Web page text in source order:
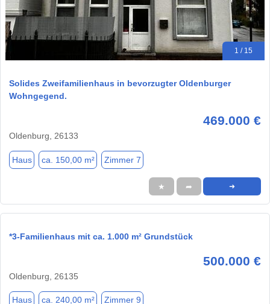
1 / 15
Solides Zweifamilienhaus in bevorzugter Oldenburger
Wohngegend.
469.000 €
Oldenburg, 26133
Haus ca. 150,00 m² Zimmer 7
★ ➦ ➜
*3-Familienhaus mit ca. 1.000 m² Grundstück
500.000 €
Oldenburg, 26135
Haus ca. 240,00 m² Zimmer 9